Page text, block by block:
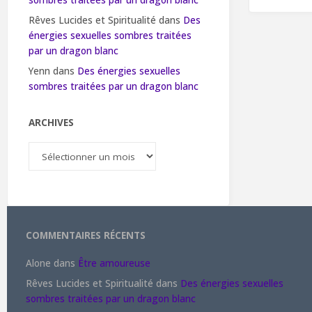
Rêves Lucides et Spiritualité dans Des
énergies sexuelles sombres traitées
par un dragon blanc
Yenn dans Des énergies sexuelles
sombres traitées par un dragon blanc
ARCHIVES
COMMENTAIRES RÉCENTS
Alone dans Être amoureuse
Rêves Lucides et Spiritualité dans Des énergies sexuelles
sombres traitées par un dragon blanc